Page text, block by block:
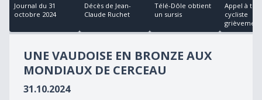
24
minutes,
seconds
Journal du 31
octobre 2024
Décès de Jean-
Claude Ruchet
Télé-Dôle obtient
un sursis
Appel à
cycliste
UNE VAUDOISE EN BRONZE AUX
MONDIAUX DE CERCEAU
31.10.2024